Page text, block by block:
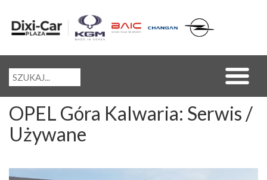
OPEL Góra Kalwaria: Serwis /
Używane